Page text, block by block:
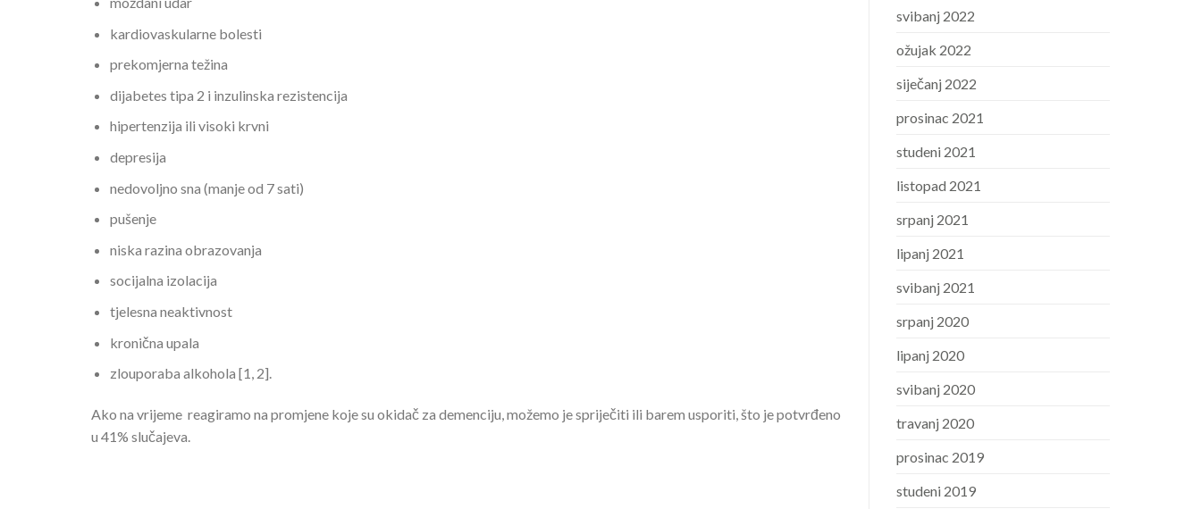
kardiovaskularne bolesti
prekomjerna težina
dijabetes tipa 2 i inzulinska rezistencija
hipertenzija ili visoki krvni
depresija
nedovoljno sna (manje od 7 sati)
pušenje
niska razina obrazovanja
socijalna izolacija
tjelesna neaktivnost
kronična upala
zlouporaba alkohola [1, 2].
Ako na vrijeme reagiramo na promjene koje su okidač za demenciju, možemo je spriječiti ili barem usporiti, što je potvrđeno
u 41% slučajeva.
svibanj 2022
ožujak 2022
siječanj 2022
prosinac 2021
studeni 2021
listopad 2021
srpanj 2021
lipanj 2021
svibanj 2021
srpanj 2020
lipanj 2020
svibanj 2020
travanj 2020
prosinac 2019
studeni 2019